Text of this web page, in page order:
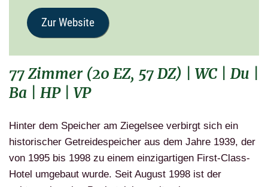
Zur Website
77 Zimmer (20 EZ, 57 DZ) | WC | Du |
Ba | HP | VP
Hinter dem Speicher am Ziegelsee verbirgt sich ein
historischer Getreidespeicher aus dem Jahre 1939, der
von 1995 bis 1998 zu einem einzigartigen First-Class-
Hotel umgebaut wurde. Seit August 1998 ist der